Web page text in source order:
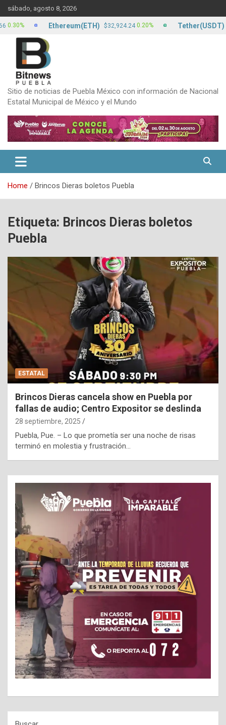
Skip
to
content
sábado, agosto 8, 2026
Sitio de noticias de Puebla México con información de Nacional
Estatal Municipal de México y el Mundo
Home Brincos Dieras boletos Puebla
Etiqueta: Brincos Dieras boletos
Puebla
ESTATAL
Brincos Dieras cancela show en Puebla por
fallas de audio; Centro Expositor se deslinda
28 septiembre, 2025
Puebla, Pue. – Lo que prometía ser una noche de risas
terminó en molestia y frustración…
Ethereum(ETH) $32,924.24 0.20% Tether(USDT)